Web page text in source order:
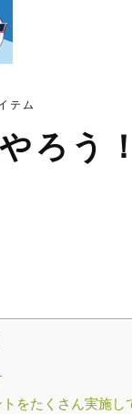
テム
ろ
をたくさん実施し